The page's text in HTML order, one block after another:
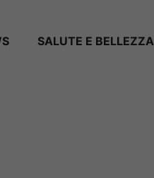
SALUTE E BELLEZZA